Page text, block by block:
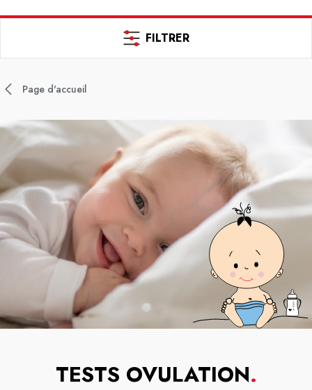
FILTRER
Page d'accueil
TESTS OVULATION.